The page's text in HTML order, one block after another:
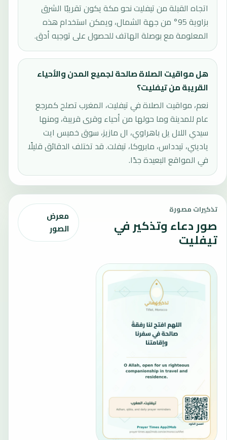
اتجاه القبلة من تيفليت نحو مكة يكون تقريبًا الشرق
بزاوية 95° من جهة الشمال، ويمكن استخدام هذه
المعلومة مع بوصلة الهاتف للحصول على توجيه أدق.
هل مواقيت الصلاة صالحة لجميع المدن والأحياء
القريبة من تيفليت؟
نعم، مواقيت الصلاة في تيفليت، المغرب تصلح كمرجع
عام للمدينة وما حولها من أحياء وقرى قريبة، ومنها
سيدي اللال يل باهراوي، ال مازيز، سوق خميس ايت
ياديني، تيدداس، مابروكا، تيفلت. قد تختلف الدقائق قليلًا
في المواقع البعيدة جدًا.
تذكيرات مصورة
صور دعاء وتذكير في
تيفليت
معرض
الصور